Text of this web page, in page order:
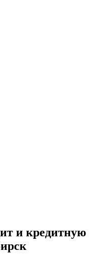
и кредитную